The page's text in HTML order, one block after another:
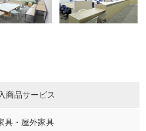
商品サービス
具・屋外家具